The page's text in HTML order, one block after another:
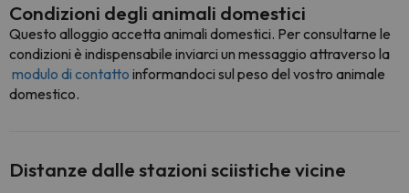
Condizioni degli animali domestici
Questo alloggio accetta animali domestici. Per consultarne le
condizioni è indispensabile inviarci un messaggio attraverso la
modulo di contatto informandoci sul peso del vostro animale
domestico.
Distanze dalle stazioni sciistiche vicine